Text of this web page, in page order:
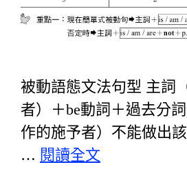
被動語態文法句型 主詞
者）＋be動詞＋過去分
作的施予者）不能做出
… 閱讀全文